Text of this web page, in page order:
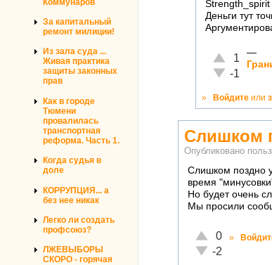
За капитальный
ремонт милиции!
Из зала суда ...
Живая практика
защиты законных
прав
Как в городе
Тюмени
провалилась
транспортная
реформа. Часть 1.
Когда судья в
доле
КОРРУПЦИЯ... а
без нее никак
Легко ли создать
профсоюз?
ЛЖЕВЫБОРЫ
СКОРО - горячая
Деньги тут
Отлично!
1
Неадекватно!
-1
—
» Войдите или
Слишком
Опубликовано
Слишком поздно
время
Но будет очень
Мы просили
Отлично!
0
Неадекватно!
-2
»